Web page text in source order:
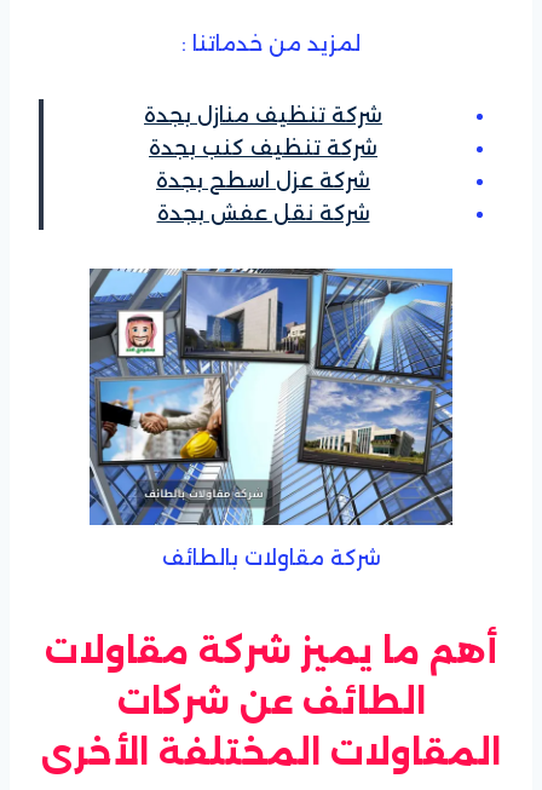
لمزيد من خدماتنا :
شركة تنظيف منازل بجدة
شركة تنظيف كنب بجدة
شركة عزل اسطح بجدة
شركة نقل عفش بجدة
شركة مقاولات بالطائف
أهم ما يميز شركة مقاولات
الطائف عن شركات
المقاولات المختلفة الأخرى